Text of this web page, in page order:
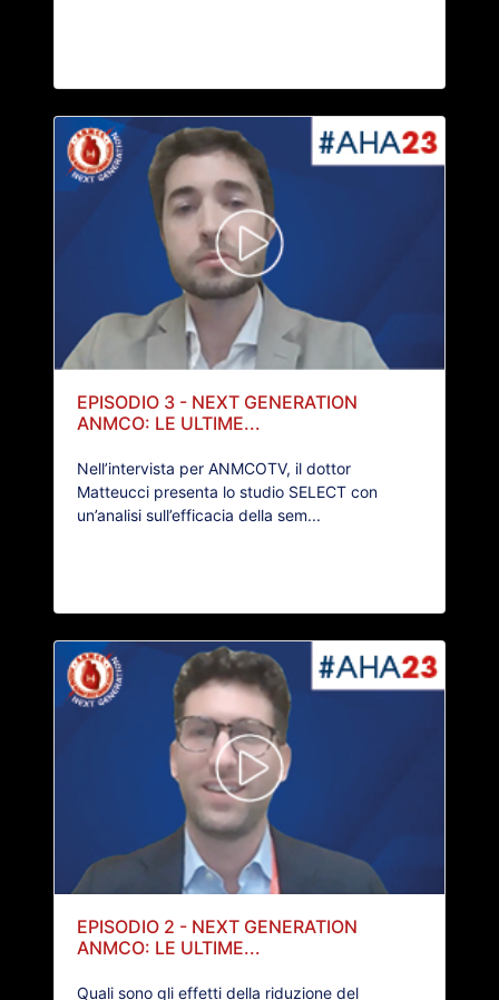
EPISODIO 3 - NEXT GENERATION
ANMCO: LE ULTIME...
Nell’intervista per ANMCOTV, il dottor
Matteucci presenta lo studio SELECT con
un’analisi sull’efficacia della sem...
EPISODIO 2 - NEXT GENERATION
ANMCO: LE ULTIME...
Quali sono gli effetti della riduzione del